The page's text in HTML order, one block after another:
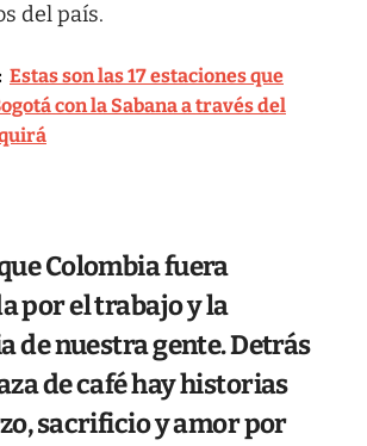
del país.
Estas son las 17 estaciones que
con la Sabana a través del
Colombia fuera
por el trabajo y la
de nuestra gente. Detrás
de café hay historias
sacrificio y amor por